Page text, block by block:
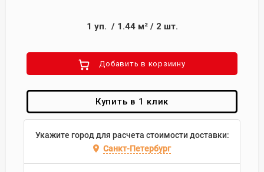
1 уп. / 1.44м²/ 2 шт.
Добавить в корзиину
Купить в 1 клик
Укажите город для расчета стоимости доставки:
Санкт-Петербург